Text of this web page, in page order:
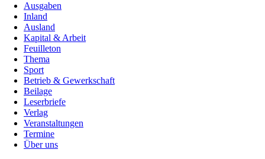
Ausgaben
Inland
Ausland
Kapital & Arbeit
Feuilleton
Thema
Sport
Betrieb & Gewerkschaft
Beilage
Leserbriefe
Verlag
Veranstaltungen
Termine
Über uns